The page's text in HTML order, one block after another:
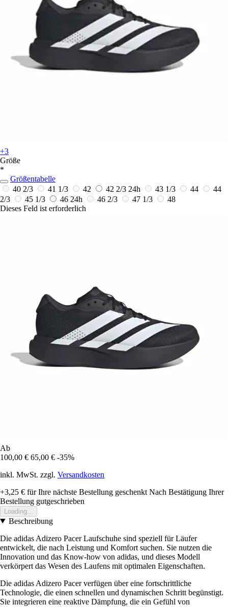
+3
Größe
*
Größentabelle
40 2/3
41 1/3 42 42 2/3 24h 43 1/3 44
44
2/3
45 1/3 46 24h 46 2/3 47 1/3
48
Dieses Feld ist erforderlich
Ab
100,00 € 65,00 € -35%
inkl. MwSt. zzgl. Versandkosten
+3,25 € für Ihre nächste Bestellung geschenkt Nach Bestätigung Ihrer
Bestellung gutgeschrieben
Loading...
Beschreibung
Die adidas Adizero Pacer Laufschuhe sind speziell für Läufer
entwickelt, die nach Leistung und Komfort suchen. Sie nutzen die
Innovation und das Know-how von adidas, und dieses Modell
verkörpert das Wesen des Laufens mit optimalen Eigenschaften.
Die adidas Adizero Pacer verfügen über eine fortschrittliche
Technologie, die einen schnellen und dynamischen Schritt begünstigt.
Sie integrieren eine reaktive Dämpfung, die ein Gefühl von